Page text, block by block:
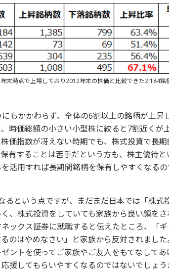
末時点で上場しており2012年末の株価と比較できた2,184銘
もかかわらず、全体の6割以上の銘柄が上昇
時価総額の小さい小型株に絞ると7割近くが
価指数が冴えない時期でも、株式投資で長期
有することは苦手だという方も、株主優待と
活用すれば長期間銘柄を保有しやすくなる
という点ですが、まだまだ日本では「株式
、株式投資をしていても家族から良い顔を
ックス証券に就職すると伝えたところ、「
のはやめなさい」と家族から反対されました
ントを使ってご家族やご友人をもてなしてあ
援してもらいやすくなるのではないでしょう